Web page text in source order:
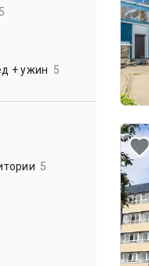
5
+ ужин 5
5